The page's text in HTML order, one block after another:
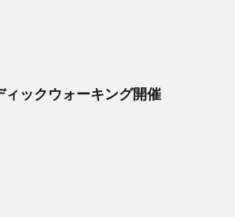
ィックウォーキング開催